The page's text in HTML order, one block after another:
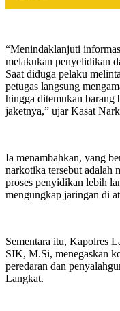
“Menindaklanjuti
melakukan penyelidikan
Saat diduga pelaku
petugas langsung
hingga ditemukan barang
jaketnya,” ujar Kasat
Ia menambahkan, yang
narkotika tersebut adalah
proses penyidikan lebih
mengungkap jaringan di
Sementara itu, Kapolres
SIK, M.Si, menegaskan
peredaran dan
Langkat.